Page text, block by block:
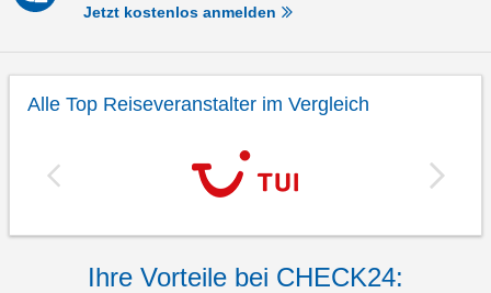
Jetzt kostenlos anmelden
Alle Top Reiseveranstalter im Vergleich
Ihre Vorteile bei CHECK24: